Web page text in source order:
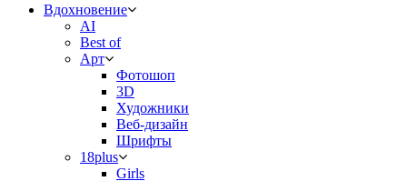
Вдохновение
AI
Best of
Арт
Фотошоп
3D
Художники
Веб-дизайн
Шрифты
18plus
Girls